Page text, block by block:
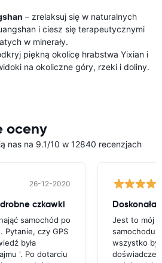
– zrelaksuj się w naturalnych
i ciesz się terapeutycznymi
w minerały.
piękną okolicę hrabstwa Yixian i
na okoliczne góry, rzeki i doliny.
oceny
nas na 9.1/10 w 12840 recenzjach
26-12-2020
czkawki
samochód po
Pytanie, czy GPS
była
'. Po dotarciu
Doskonała
Jest to mój
samochodu
wszystko